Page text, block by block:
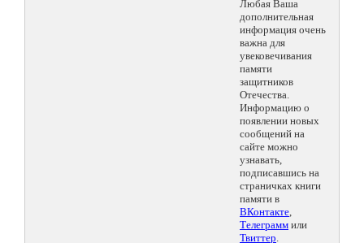
Любая Ваша
дополнительная
информация очень
важна для
увековечивания
памяти
защитников
Отечества.
Информацию о
появлении новых
сообщений на
сайте можно
узнавать,
подписавшись на
страничках книги
памяти в
ВКонтакте,
Телеграмм или
Твиттер.